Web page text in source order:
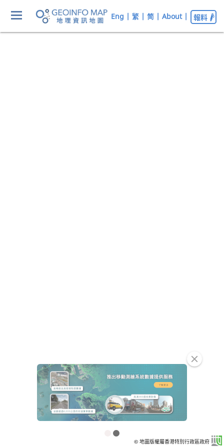
Eng | 繁 | 简 | About | 報料
© 地圖版權屬香港特別行政區政府
clear